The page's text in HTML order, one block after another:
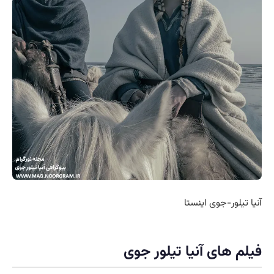
آنیا تیلور-جوی اینستا
فیلم های آنیا تیلور جوی